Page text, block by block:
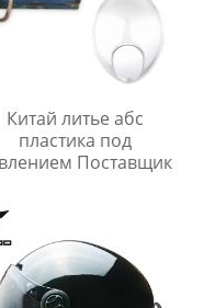
Китай литье абс
пластика под
Поставщик